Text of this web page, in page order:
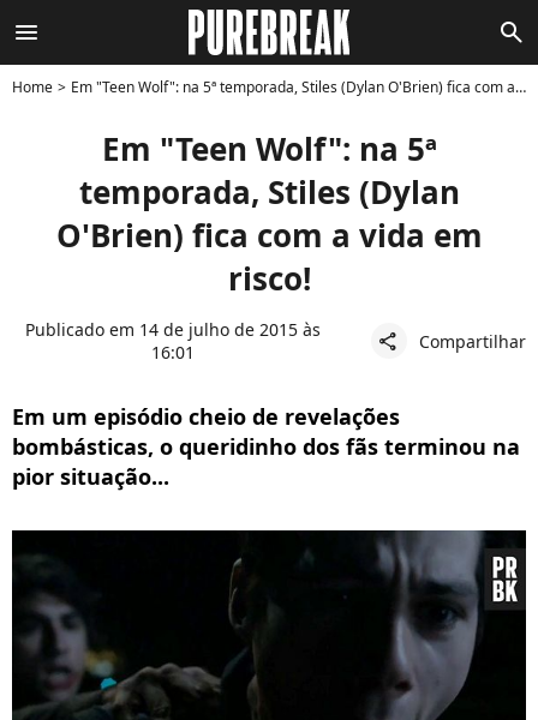
menu search
Home Em "Teen Wolf": na 5ª temporada, Stiles (Dylan O'Brien) fica com a vida em risco!
Em "Teen Wolf": na 5ª
temporada, Stiles (Dylan
O'Brien) fica com a vida em
risco!
Publicado em 14 de julho de 2015 às
16:01
share Compartilhar
Em um episódio cheio de revelações
bombásticas, o queridinho dos fãs terminou na
pior situação...